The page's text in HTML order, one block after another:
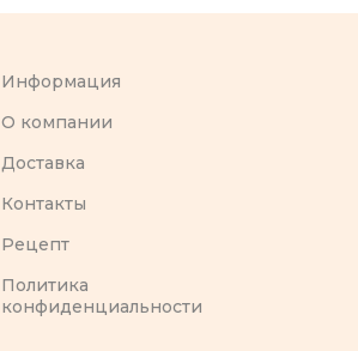
Информация
O компании
Доставка
Контакты
Рецепт
Политика
конфиденциальности